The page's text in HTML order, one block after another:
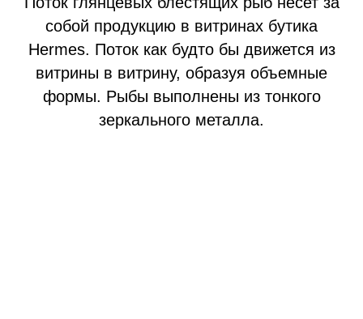
собой продукцию в витринах бутика
Hermes. Поток как будто бы движется из
витрины в витрину, образуя объемные
формы. Рыбы выполнены из тонкого
зеркального металла.